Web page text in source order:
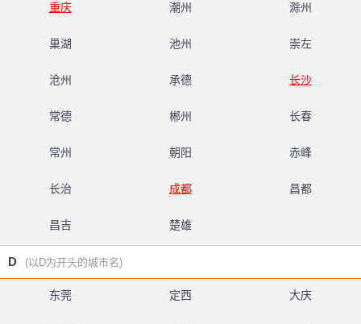
重庆 潮州 滁州
巢湖 池州 崇左
沧州 承德 长沙
常德 郴州 长春
常州 朝阳 赤峰
长治 成都 昌都
昌吉 楚雄
D (以D为开头的城市名)
东莞 定西 大庆